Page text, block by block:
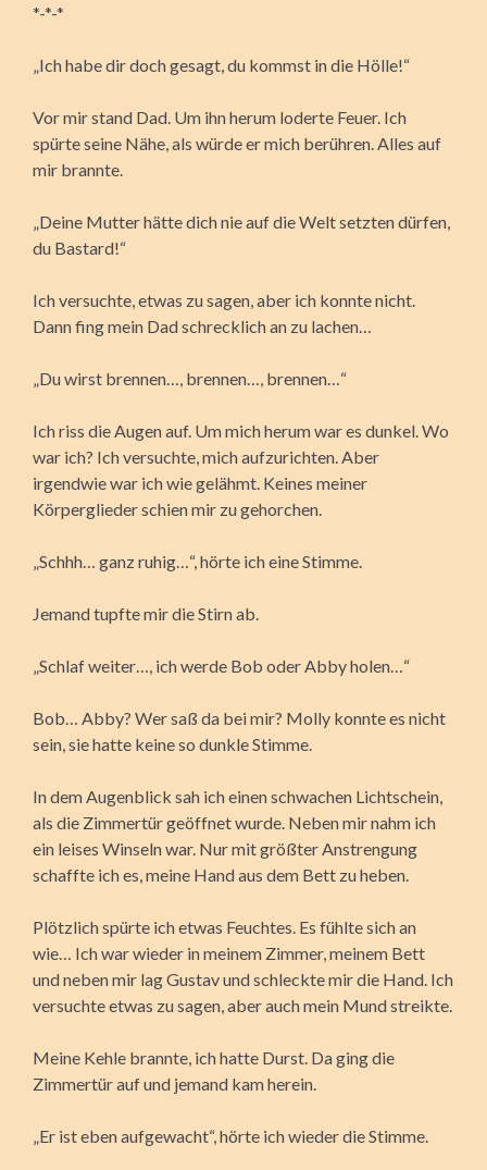
*-*-*
„Ich habe dir doch gesagt, du kommst in die Hölle!“
Vor mir stand Dad. Um ihn herum loderte Feuer. Ich
spürte seine Nähe, als würde er mich berühren. Alles auf
mir brannte.
„Deine Mutter hätte dich nie auf die Welt setzten dürfen,
du Bastard!“
Ich versuchte, etwas zu sagen, aber ich konnte nicht.
Dann fing mein Dad schrecklich an zu lachen…
„Du wirst brennen…, brennen…, brennen…“
Ich riss die Augen auf. Um mich herum war es dunkel. Wo
war ich? Ich versuchte, mich aufzurichten. Aber
irgendwie war ich wie gelähmt. Keines meiner
Körperglieder schien mir zu gehorchen.
„Schhh… ganz ruhig…“, hörte ich eine Stimme.
Jemand tupfte mir die Stirn ab.
„Schlaf weiter…, ich werde Bob oder Abby holen…“
Bob… Abby? Wer saß da bei mir? Molly konnte es nicht
sein, sie hatte keine so dunkle Stimme.
In dem Augenblick sah ich einen schwachen Lichtschein,
als die Zimmertür geöffnet wurde. Neben mir nahm ich
ein leises Winseln war. Nur mit größter Anstrengung
schaffte ich es, meine Hand aus dem Bett zu heben.
Plötzlich spürte ich etwas Feuchtes. Es fühlte sich an
wie… Ich war wieder in meinem Zimmer, meinem Bett
und neben mir lag Gustav und schleckte mir die Hand. Ich
versuchte etwas zu sagen, aber auch mein Mund streikte.
Meine Kehle brannte, ich hatte Durst. Da ging die
Zimmertür auf und jemand kam herein.
„Er ist eben aufgewacht“, hörte ich wieder die Stimme.